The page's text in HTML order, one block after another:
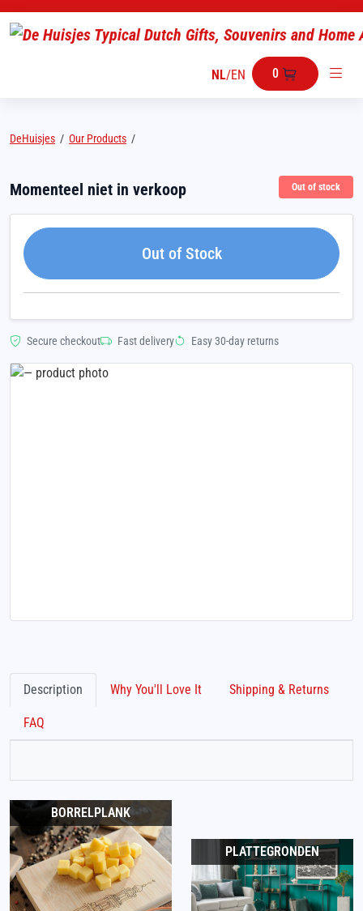
NL/EN 0
DeHuisjes / Our Products /
Momenteel niet in verkoop Out of stock
Out of Stock
Secure checkout Fast delivery Easy 30-day returns
Description Why You'll Love It Shipping & Returns
FAQ
BORRELPLANK
PLATTEGRONDEN